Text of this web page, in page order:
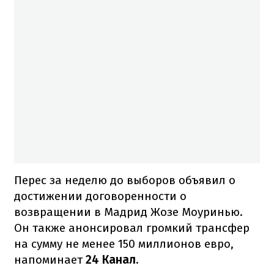
Перес за неделю до выборов объявил о
достижении договоренности о
возвращении в Мадрид Жозе Моуринью.
Он также анонсировал громкий трансфер
на сумму не менее 150 миллионов евро,
напоминает24 Канал.